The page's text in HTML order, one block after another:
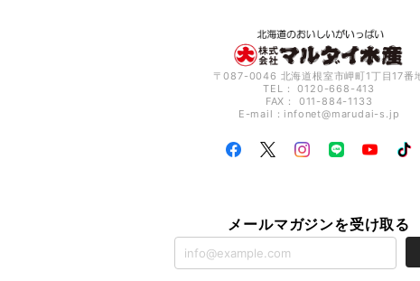
〒087-0046 北海道根室市岬町1丁目17番
TEL： 0120-668-413
FAX： 011-884-1133
E-mail： infonet@marudai-s.jp
メールマガジンを受け取る